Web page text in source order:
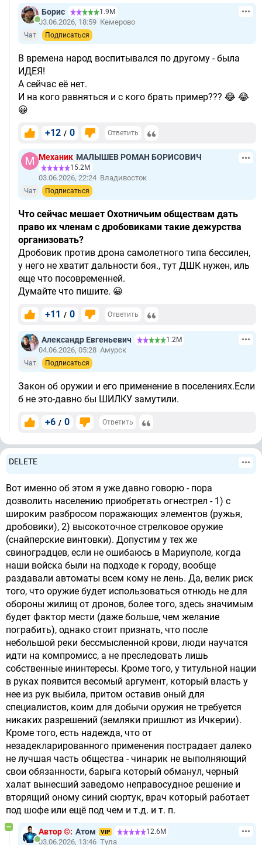
Борис 1.9М
03.06.2026, 18:59 Кемерово
Чат Подписаться
В времена народ воспитывался по другому - была
ИДЕЯ!
А сейчас её нет.
И на кого равняться и с кого брать пример??? 😂 😂
😀
+12 / 0 Ответить
Механик МАЛЫШЕВ РОМАН БОРИСОВИЧ
15.2М
03.06.2026, 22:24 Владивосток
Чат Подписаться
Что сейчас мешает Охотничьим обществам дать
право их членам с дробовиками такие дежурства
организовать?
Дробовик против дрона самолетного типа бессилен,
у него не хватит дальности боя., тут ДШК нужен, иль
еще что посовременней.
Думайте что пишите. 😀
+11 / 0 Ответить
Александр Евгеньевич 1.2М
04.06.2026, 05:28 Амурск
Чат Подписаться
Закон об оружии и его применение в поселениях.Если
б не это-давно бы ШИЛКУ замутили.
+6 / 0 Ответить
DELETE
Вот именно об этом я уже давно говорю - пора
дозволить населению приобретать огнестрел - 1) с
широким разбросом поражающих элементов (ружья,
дробовики), 2) высокоточное стрелковое оружие
(снайперские винтовки). Допустим у тех же
свиноградцев, если не ошибаюсь в Мариуполе, когда
наши войска были на подходе к городу, вообще
раздавали автоматы всем кому не лень. Да, велик риск
того, что оружие будет использоваться отнюдь не для
обороны жилищ от дронов, более того, здесь значимым
будет фактор мести (даже больше, чем желание
пограбить), однако стоит признать, что после
небольшой реки бессмысленной крови, люди научатся
идти на компромисс, а не преследовать лишь
собственные ининтересы. Кроме того, у титульной нации
в руках появится весомый аргумент, который власть у
нее из рук выбила, притом оставив оный для
специалистов, коим для добычи оружия не требуется
никаких разрешений (земляки пришлют из Ичкерии).
Кроме того, есть надежда, что от
незадекларированного применения пострадает далеко
не лучшая часть общества - чинарик не выполняющий
свои обязанности, барыга который обманул, черный
халат вынесший заведомо неправосудное решение и
вторящий оному синий сюртук, врач который работает
под шофе или ещё под чем и т.д. и т. п.
Автор ©: Атом VIP 12.6М
03.06.2026, 13:46 Тула